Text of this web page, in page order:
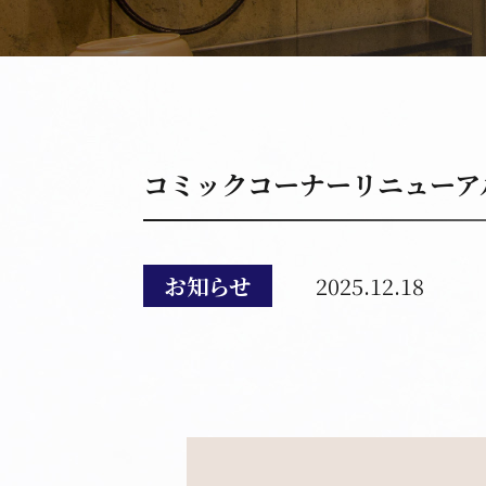
コミックコーナーリニュー
お知らせ 2025.12.18